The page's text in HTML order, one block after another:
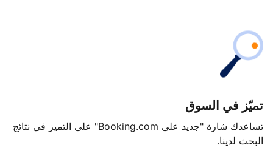
تميّز في السوق
تساعدك شارة "جديد على Booking.com" على التميز في نتائج
البحث لدينا.